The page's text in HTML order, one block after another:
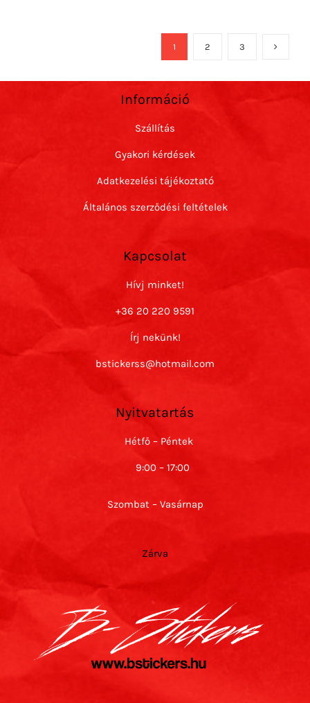
1 2 3
Információ
Szállítás
Gyakori kérdések
Adatkezelési tájékoztató
Általános szerződési feltételek
Kapcsolat
Hívj minket!
+36 20 220 9591
Írj nekünk!
bstickerss@hotmail.com
Nyitvatartás
Hétfő – Péntek
9:00 – 17:00
Szombat – Vasárnap
Zárva